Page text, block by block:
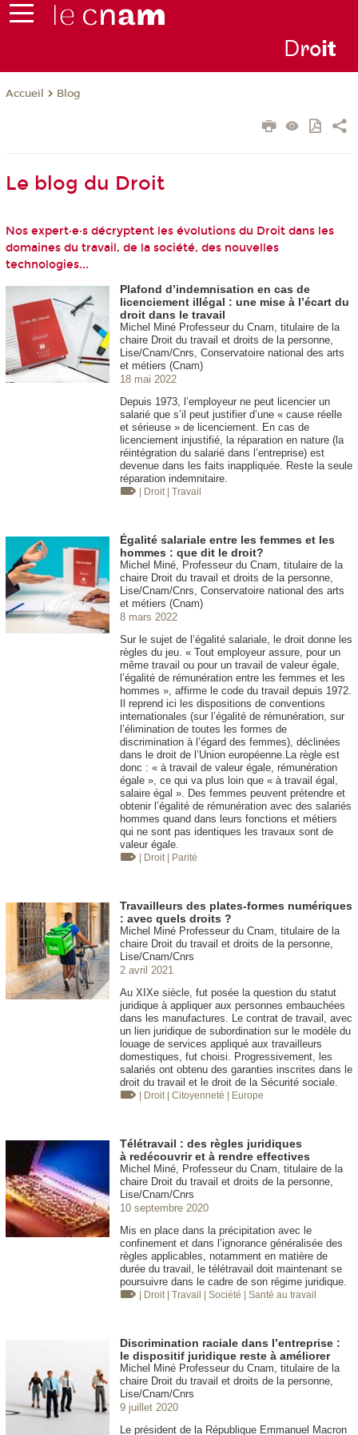
Droit
Accueil Blog
Le blog du Droit
Nos expert·e·s décryptent les évolutions du Droit dans les
domaines du travail, de la société, des nouvelles
technologies...
Plafond d’indemnisation en cas de
licenciement illégal : une mise à l’écart du
droit dans le travail
Michel Miné Professeur du Cnam, titulaire de la
chaire Droit du travail et droits de la personne,
Lise/Cnam/Cnrs, Conservatoire national des arts
et métiers (Cnam)
18 mai 2022
Depuis 1973, l’employeur ne peut licencier un
salarié que s’il peut justifier d’une « cause réelle
et sérieuse » de licenciement. En cas de
licenciement injustifié, la réparation en nature (la
réintégration du salarié dans l’entreprise) est
devenue dans les faits inappliquée. Reste la seule
réparation indemnitaire.
| Droit | Travail
Égalité salariale entre les femmes et les
hommes : que dit le droit?
Michel Miné, Professeur du Cnam, titulaire de la
chaire Droit du travail et droits de la personne,
Lise/Cnam/Cnrs, Conservatoire national des arts
et métiers (Cnam)
8 mars 2022
Sur le sujet de l’égalité salariale, le droit donne les
règles du jeu. « Tout employeur assure, pour un
même travail ou pour un travail de valeur égale,
l’égalité de rémunération entre les femmes et les
hommes », affirme le code du travail depuis 1972.
Il reprend ici les dispositions de conventions
internationales (sur l’égalité de rémunération, sur
l’élimination de toutes les formes de
discrimination à l’égard des femmes), déclinées
dans le droit de l’Union européenne.La règle est
donc : « à travail de valeur égale, rémunération
égale », ce qui va plus loin que « à travail égal,
salaire égal ». Des femmes peuvent prétendre et
obtenir l’égalité de rémunération avec des salariés
hommes quand dans leurs fonctions et métiers
qui ne sont pas identiques les travaux sont de
valeur égale.
| Droit | Parité
Travailleurs des plates-formes numériques
: avec quels droits ?
Michel Miné Professeur du Cnam, titulaire de la
chaire Droit du travail et droits de la personne,
Lise/Cnam/Cnrs
2 avril 2021
Au XIXe siècle, fut posée la question du statut
juridique à appliquer aux personnes embauchées
dans les manufactures. Le contrat de travail, avec
un lien juridique de subordination sur le modèle du
louage de services appliqué aux travailleurs
domestiques, fut choisi. Progressivement, les
salariés ont obtenu des garanties inscrites dans le
droit du travail et le droit de la Sécurité sociale.
| Droit | Citoyenneté | Europe
Télétravail : des règles juridiques
à redécouvrir et à rendre effectives
Michel Miné, Professeur du Cnam, titulaire de la
chaire Droit du travail et droits de la personne,
Lise/Cnam/Cnrs
10 septembre 2020
Mis en place dans la précipitation avec le
confinement et dans l’ignorance généralisée des
règles applicables, notamment en matière de
durée du travail, le télétravail doit maintenant se
poursuivre dans le cadre de son régime juridique.
| Droit | Travail | Société | Santé au travail
Discrimination raciale dans l’entreprise :
le dispositif juridique reste à améliorer
Michel Miné Professeur du Cnam, titulaire de la
chaire Droit du travail et droits de la personne,
Lise/Cnam/Cnrs
9 juillet 2020
Le président de la République Emmanuel Macron